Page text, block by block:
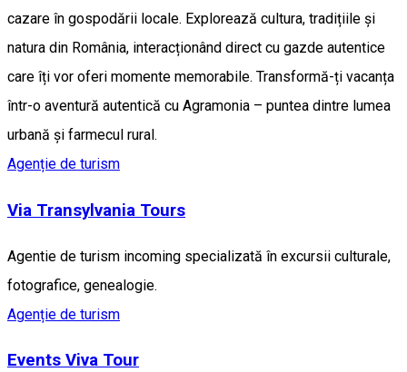
cazare în gospodării locale. Explorează cultura, tradițiile și
natura din România, interacționând direct cu gazde autentice
care îți vor oferi momente memorabile. Transformă-ți vacanța
într-o aventură autentică cu Agramonia – puntea dintre lumea
urbană și farmecul rural.
Agenție de turism
Via Transylvania Tours
Agentie de turism incoming specializată în excursii culturale,
fotografice, genealogie.
Agenție de turism
Events Viva Tour